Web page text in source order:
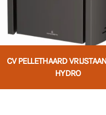
CV PELLETHAARD
HYDRO